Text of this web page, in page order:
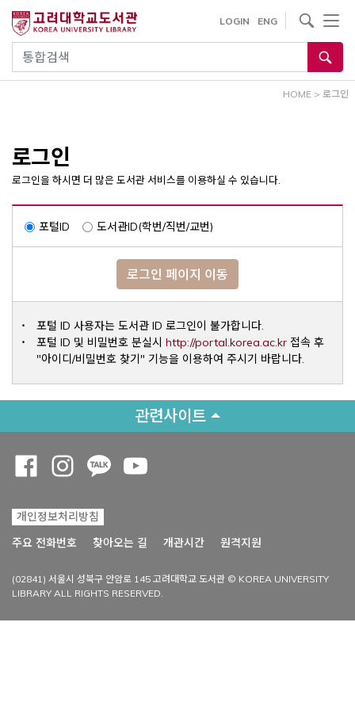
건
통합검색
LOGIN ENG
사이트내 검색
HOME > 로그인
로그인
로그인을 하시면 더 많은 도서관 서비스를 이용하실 수 있습니다.
포털ID 도서관ID(학번/직번/교번)
로그인 페이지 이동
포털 ID 사용자는 도서관 ID 로그인이 불가합니다.
포털 ID 및 비밀번호 분실시 http://portal.korea.ac.krOpens a
접속 후
"아이디/비밀번호 찾기" 기능을 이용하여 주시기 바랍니다.
관련사이트
개인정보처리방침
주요 전화번호
찾아오는 길 개관시간 원격지원
(02841) 서울시 성북구 안암로 145 고려대학교 도서관 © KOREA UNIVERSITY
LIBRARY ALL RIGHTS RESERVED.
Opens a new window
Opens a new window
Opens a new window